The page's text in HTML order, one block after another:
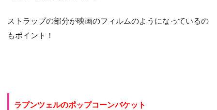
ストラップの部分が映画のフィルムのようになっているの
もポイント！
ラプンツェルのポップコーンバケット